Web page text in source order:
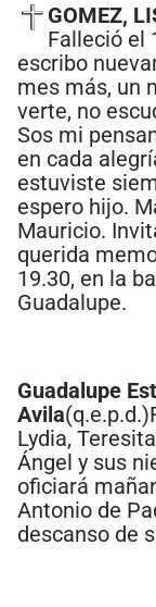
GOMEZ,
Falleció el
escribo
mes más, un
verte, no
Sos mi
en cada
estuviste
espero hijo.
Mauricio.
querida
19.30, en la
Guadalupe.
Guadalupe
Avila
Lydia,
Ángel y sus
oficiará
Antonio de
descanso de